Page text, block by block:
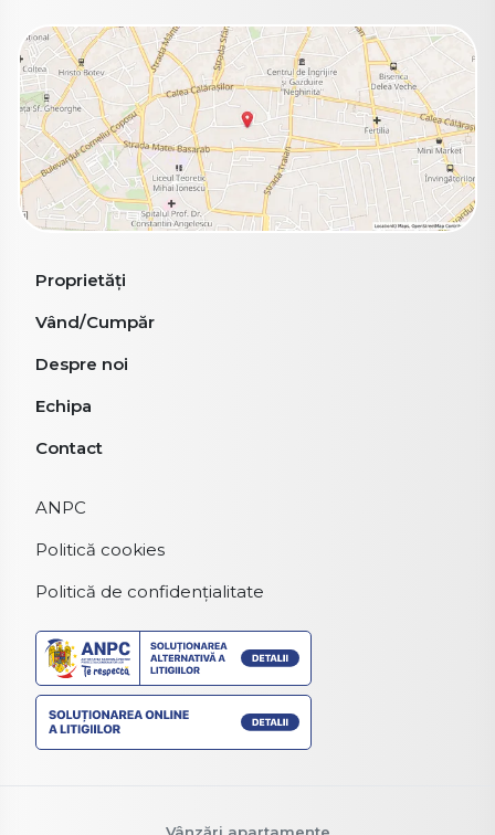
Proprietăți
Vând/Cumpăr
Despre noi
Echipa
Contact
ANPC
Politică cookies
Politică de confidențialitate